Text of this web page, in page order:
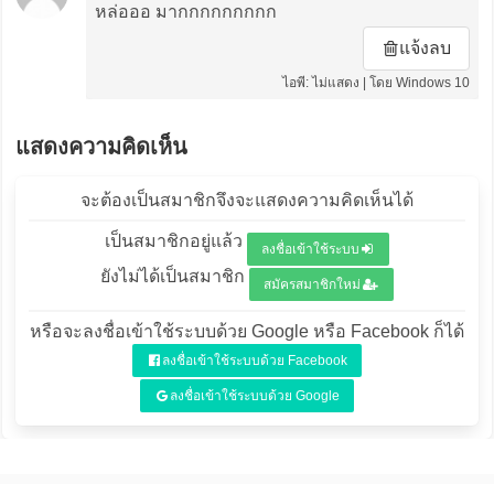
หล่อออ มากกกกกกกกก
แจ้งลบ
ไอพี: ไม่แสดง | โดย Windows 10
แสดงความคิดเห็น
จะต้องเป็นสมาชิกจึงจะแสดงความคิดเห็นได้
เป็นสมาชิกอยู่แล้ว ลงชื่อเข้าใช้ระบบ
ยังไม่ได้เป็นสมาชิก สมัครสมาชิกใหม่
หรือจะลงชื่อเข้าใช้ระบบด้วย Google หรือ Facebook ก็ได้
ลงชื่อเข้าใช้ระบบด้วย Facebook
ลงชื่อเข้าใช้ระบบด้วย Google